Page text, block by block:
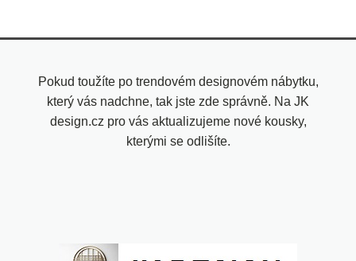
Pokud toužíte po trendovém designovém nábytku,
který vás nadchne, tak jste zde správně. Na JK
design.cz pro vás aktualizujeme nové kousky,
kterými se odlišíte.